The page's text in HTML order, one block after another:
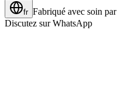
fr Fabriqué avec soin par
Discutez sur WhatsApp